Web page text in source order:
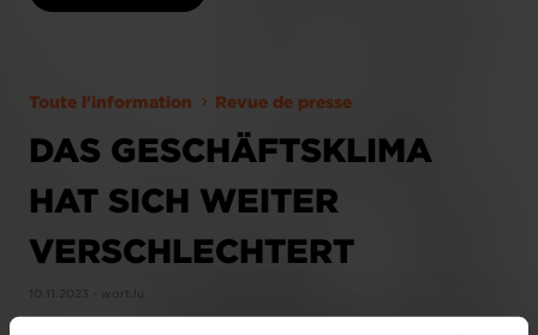
Toute l'information Revue de presse
DAS GESCHÄFTSKLIMA
HAT SICH WEITER
VERSCHLECHTERT